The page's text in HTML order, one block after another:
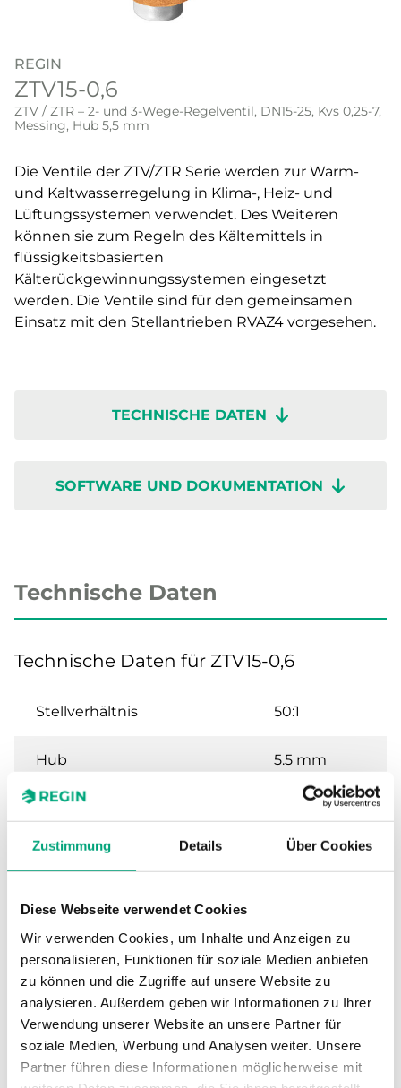
Zustimmung Details Über Cookies
Diese Webseite verwendet Cookies
Wir verwenden Cookies, um Inhalte und Anzeigen zu
personalisieren, Funktionen für soziale Medien anbieten
zu können und die Zugriffe auf unsere Website zu
analysieren. Außerdem geben wir Informationen zu Ihrer
Verwendung unserer Website an unsere Partner für
soziale Medien, Werbung und Analysen weiter. Unsere
Partner führen diese Informationen möglicherweise mit
REGIN
ZTV15-0,6
ZTV / ZTR – 2- und 3-Wege-Regelventil, DN15-25, Kvs 0,25-7,
Messing, Hub 5,5 mm
Die Ventile der ZTV/ZTR Serie werden zur Warm-
und Kaltwasserregelung in Klima-, Heiz- und
Lüftungssystemen verwendet. Des Weiteren
können sie zum Regeln des Kältemittels in
flüssigkeitsbasierten
Kälterückgewinnungssystemen eingesetzt
werden. Die Ventile sind für den gemeinsamen
Einsatz mit den Stellantrieben RVAZ4 vorgesehen.
TECHNISCHE DATEN
SOFTWARE UND DOKUMENTATION
Technische Daten
Technische Daten für ZTV15-0,6
Stellverhältnis 50:1
Hub 5.5 mm
Nennweite
Kvs 0.6 m³/h
Max. Differenzdruck
Anschluss G 1/2"
Medientemperatur 1…110 °C
Ventiltyp 2-Wege